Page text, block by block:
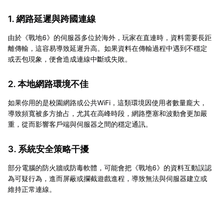
1. 網路延遲與跨國連線
由於《戰地6》的伺服器多位於海外，玩家在直連時，資料需要長距
離傳輸，這容易導致延遲升高。如果資料在傳輸過程中遇到不穩定
或丟包現象，便會造成連線中斷或失敗。
2. 本地網路環境不佳
如果你用的是校園網路或公共WiFi，這類環境因使用者數量龐大，
導致頻寬被多方搶占，尤其在高峰時段，網路壅塞和波動會更加嚴
重，從而影響客戶端與伺服器之間的穩定通訊。
3. 系統安全策略干擾
部分電腦的防火牆或防毒軟體，可能會把《戰地6》的資料互動誤認
為可疑行為，進而屏蔽或攔截遊戲進程，導致無法與伺服器建立或
維持正常連線。